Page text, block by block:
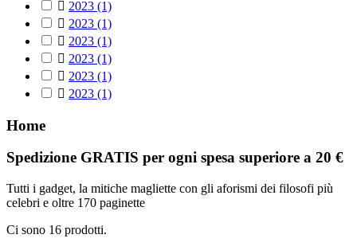
 2023 (1)
 2023 (1)
 2023 (1)
 2023 (1)
 2023 (1)
 2023 (1)
Home
Spedizione GRATIS per ogni spesa superiore a 20 €
Tutti i gadget, la mitiche magliette con gli aforismi dei filosofi più
celebri e oltre 170 paginette
Ci sono 16 prodotti.